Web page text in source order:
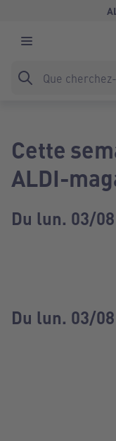
Cette
ALDI-
Du lun. 03/
Du lun. 03/